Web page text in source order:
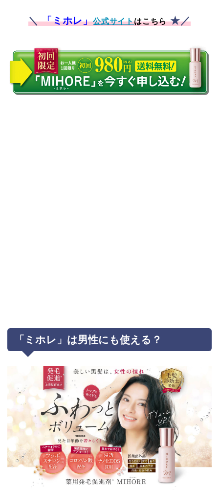
＼「ミホレ」公式サイトはこちら★／
「ミホレ」は男性にも使える？